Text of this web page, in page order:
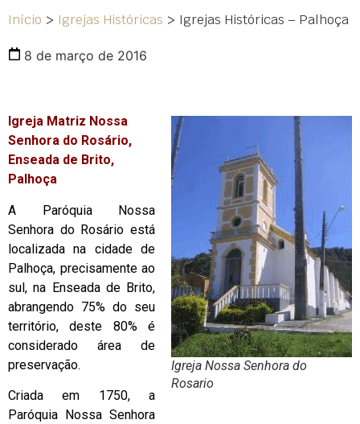
Início > Igrejas Históricas > Igrejas Históricas – Palhoça
8 de março de 2016
Igreja Nossa Senhora do
Rosario
Igreja Matriz Nossa
Senhora do Rosário,
Enseada de Brito,
Palhoça
A Paróquia Nossa
Senhora do Rosário está
localizada na cidade de
Palhoça, precisamente ao
sul, na Enseada de Brito,
abrangendo 75% do seu
território, deste 80% é
considerado área de
preservação.
Criada em 1750, a
Paróquia Nossa Senhora